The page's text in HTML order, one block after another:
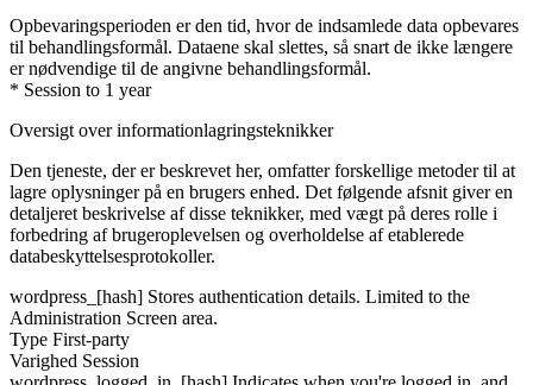
Opbevaringsperioden er den tid, hvor de indsamlede data opbevares
til behandlingsformål. Dataene skal slettes, så snart de ikke længere
er nødvendige til de angivne behandlingsformål.
* Session to 1 year
Oversigt over informationlagringsteknikker
Den tjeneste, der er beskrevet her, omfatter forskellige metoder til at
lagre oplysninger på en brugers enhed. Det følgende afsnit giver en
detaljeret beskrivelse af disse teknikker, med vægt på deres rolle i
forbedring af brugeroplevelsen og overholdelse af etablerede
databeskyttelsesprotokoller.
wordpress_[hash] Stores authentication details. Limited to the
Administration Screen area.
Type First-party
Varighed Session